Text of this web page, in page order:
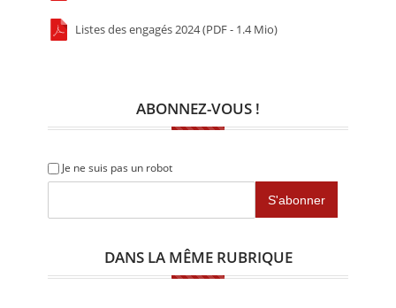
Listes des engagés 2024 (PDF - 1.4 Mio)
ABONNEZ-VOUS !
Je ne suis pas un robot
DANS LA MÊME RUBRIQUE